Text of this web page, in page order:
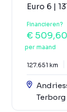
Euro 6 |
Financieren?
€ 509,60
per maand
127.651 km
Terborg